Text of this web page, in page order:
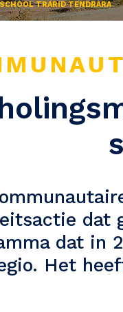
TRARID TENDRARA
dat
dat in
Het